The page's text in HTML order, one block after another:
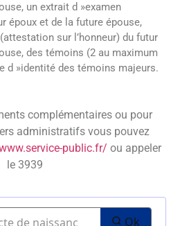
un extrait d »examen
époux et de la future épouse,
sur l’honneur) du futur
des témoins (2 au maximum
d »identité des témoins majeurs.
complémentaires ou pour
administratifs vous pouvez
public.fr/ ou appeler
le 3939
Ok